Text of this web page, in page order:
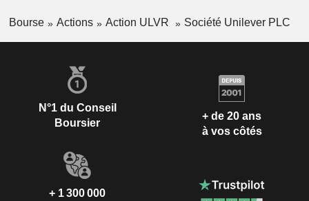
Bourse Actions Action ULVR Société Unilever PLC
N°1 du Conseil
Boursier
+ de 20 ans
à vos côtés
+ 1 300 000